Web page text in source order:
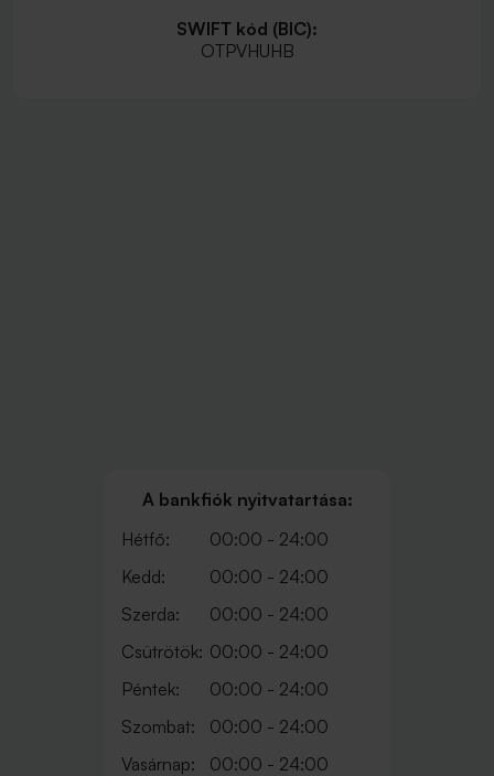
SWIFT kód (BIC):
OTPVHUHB
A bankfiók nyitvatartása:
Hétfő:
00:00 - 24:00
Kedd:
00:00 - 24:00
Szerda:
00:00 - 24:00
Csütrötök: 00:00 - 24:00
Péntek:
00:00 - 24:00
Szombat:
00:00 - 24:00
Vasárnap:
00:00 - 24:00